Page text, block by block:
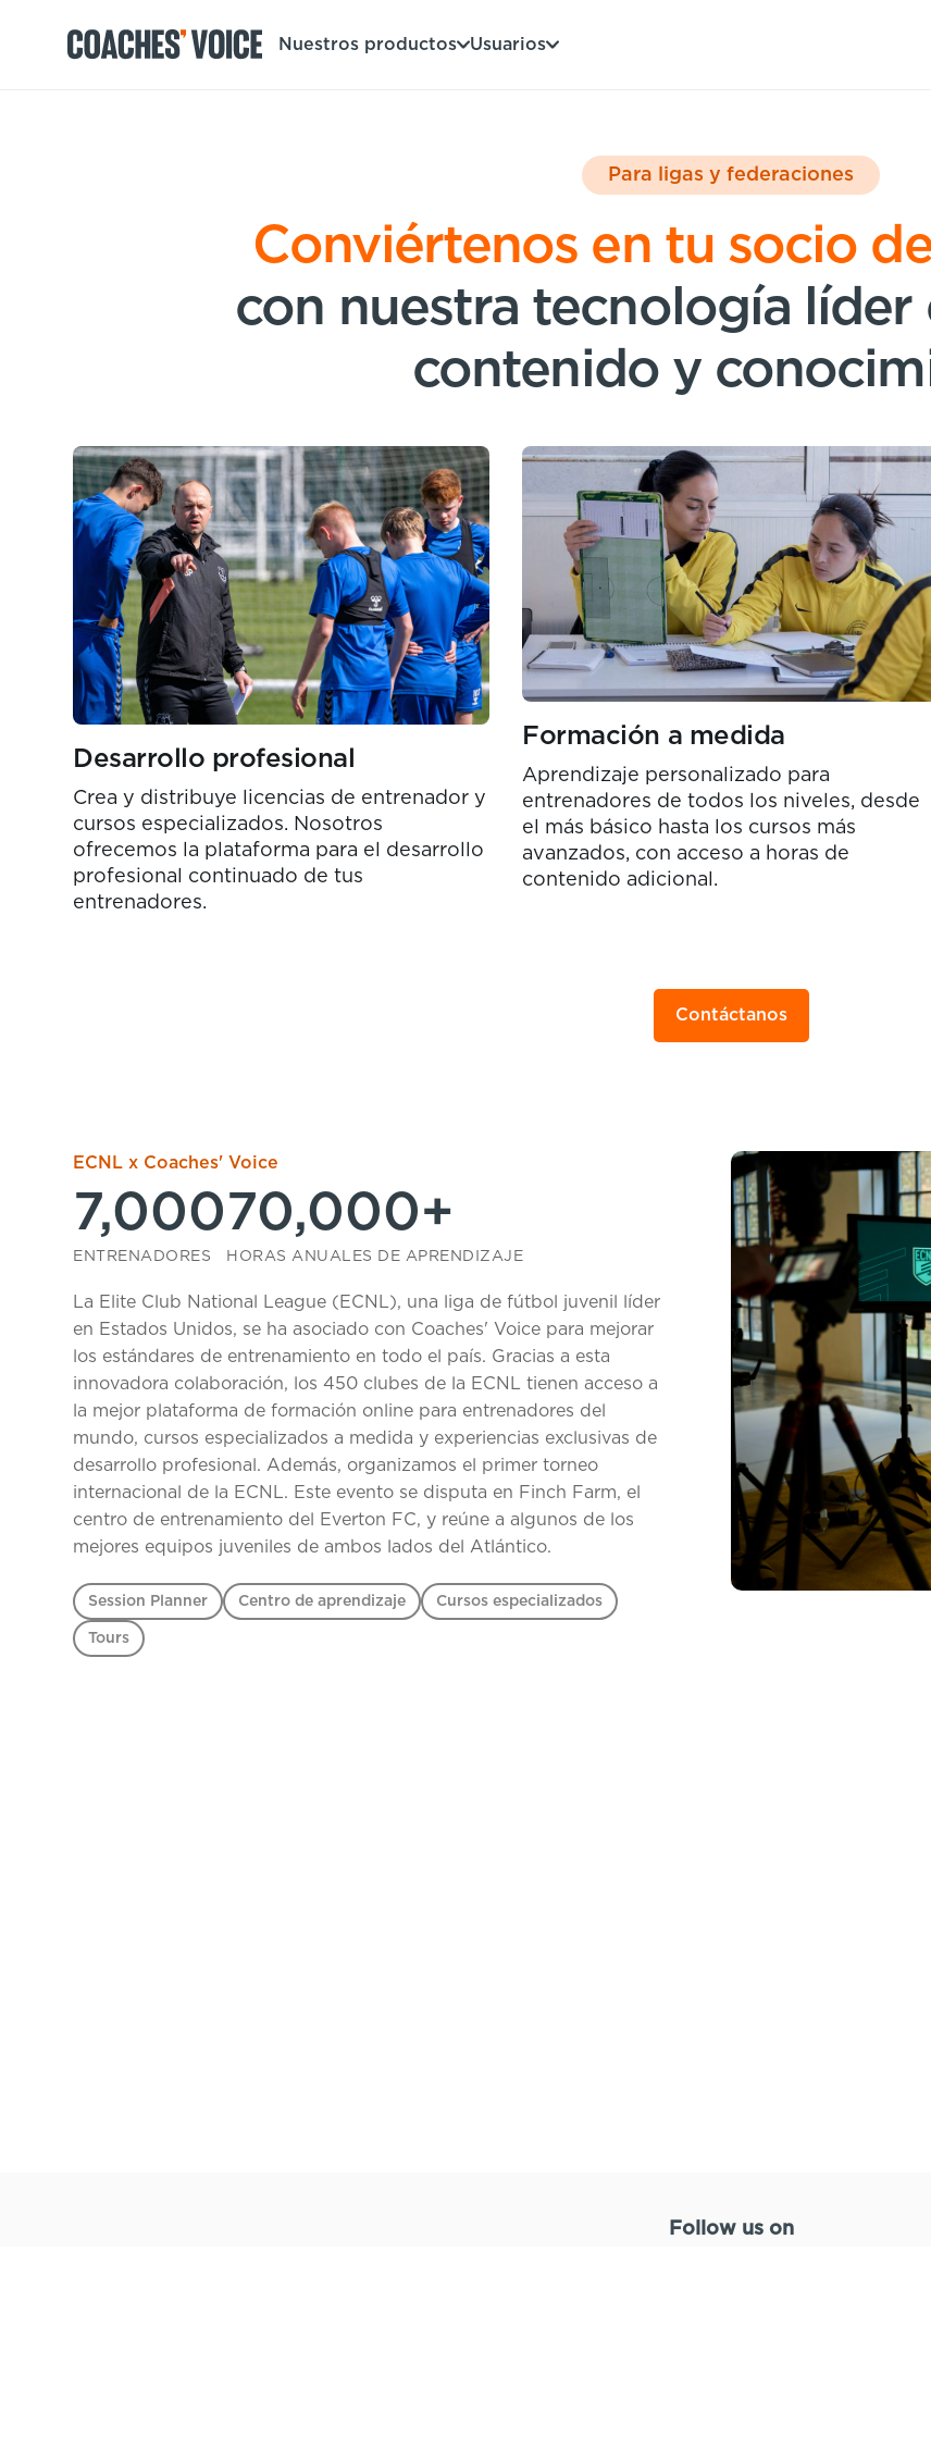
Nuestros productos Usuarios
Centro de aprendizaje (para clubes)
Sport Session Planner
Cursos especializados
LANGUAGE
English Español
Para ligas y federaciones
Conviértenos en tu socio
con nuestra tecnología líder
contenido y
Desarrollo profesional
Crea y distribuye licencias de entrenador y
cursos especializados. Nosotros
ofrecemos la plataforma para el desarrollo
profesional continuado de tus
entrenadores.
Formación a medida
Aprendizaje personalizado para
entrenadores de todos los niveles, desde
el más básico hasta los cursos más
avanzados, con acceso a horas de
contenido adicional.
Contáctanos
ECNL x Coaches' Voice
7,000
ENTRENADORES
70,000+
HORAS ANUALES DE APRENDIZAJE
La Elite Club National League (ECNL), una liga de fútbol juvenil líder
en Estados Unidos, se ha asociado con Coaches' Voice para mejorar
los estándares de entrenamiento en todo el país. Gracias a esta
innovadora colaboración, los 450 clubes de la ECNL tienen acceso a
la mejor plataforma de formación online para entrenadores del
mundo, cursos especializados a medida y experiencias exclusivas de
desarrollo profesional. Además, organizamos el primer torneo
internacional de la ECNL. Este evento se disputa en Finch Farm, el
centro de entrenamiento del Everton FC, y reúne a algunos de los
mejores equipos juveniles de ambos lados del Atlántico.
Session Planner Centro de aprendizaje Cursos especializados
Tours
Follow us on